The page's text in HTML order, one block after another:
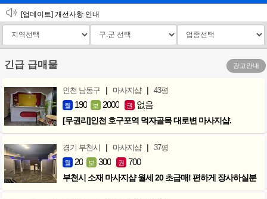
[업데이트] 개선사항 안내
2026 설 연휴 운영안내
긴급 급매물 광고안내
인천 남동구 | 마사지샵 | 43평
월 190 보 2000 권 없음
[무권리]인천 호구포역 먹자골목 대로변 마사지샵.
경기 부천시 | 마사지샵 | 37평
월 20 보 300 권 700
부천시 소재 마사지샵 월세 20 초급매! 편하게 장사하실분